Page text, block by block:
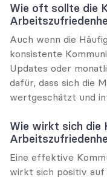
Wie oft sollte die
Auch wenn die
konsistente
Updates oder
dafür, dass sich die
wertgeschätzt und
Wie wirkt sich die
Eine effektive
wirkt sich positiv auf